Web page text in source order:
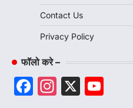
Contact Us
Privacy Policy
फॉलो करे –
Facebook
X